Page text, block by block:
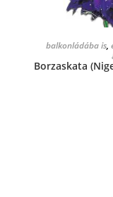
balkonládába is,
Borzaskata